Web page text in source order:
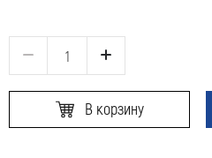
В корзину